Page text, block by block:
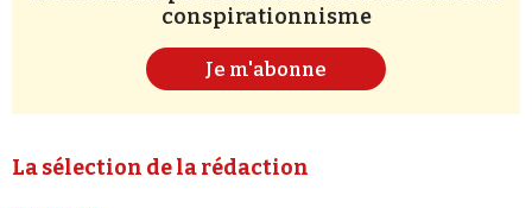
conspirationnisme
Je m'abonne
La sélection de la rédaction